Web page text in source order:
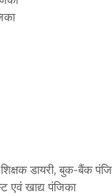
डायरी, बुक-बैंक
एवं खाद्य पंजिका